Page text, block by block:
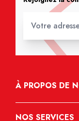
À PROPOS DE
NOS SERVICES